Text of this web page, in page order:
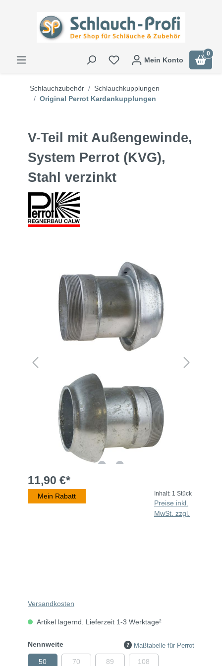
Mein Konto
0
Schlauchzubehör
Schlauchkupplungen
Original Perrot Kardankupplungen
V-Teil mit Außengewinde,
System Perrot (KVG),
Stahl verzinkt
11,90 €*
Mein Rabatt Inhalt: 1 Stück
Preise inkl.
MwSt. zzgl.
Versandkosten
Artikel lagernd. Lieferzeit 1-3 Werktage²
Nennweite Maßtabelle für Perrot
50 70 89 108